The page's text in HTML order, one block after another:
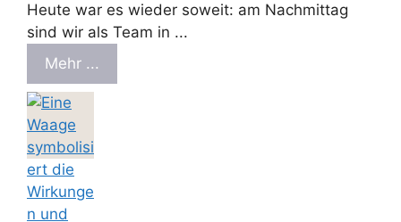
Heute war es wieder soweit: am Nachmittag
sind wir als Team in ...
Mehr ...